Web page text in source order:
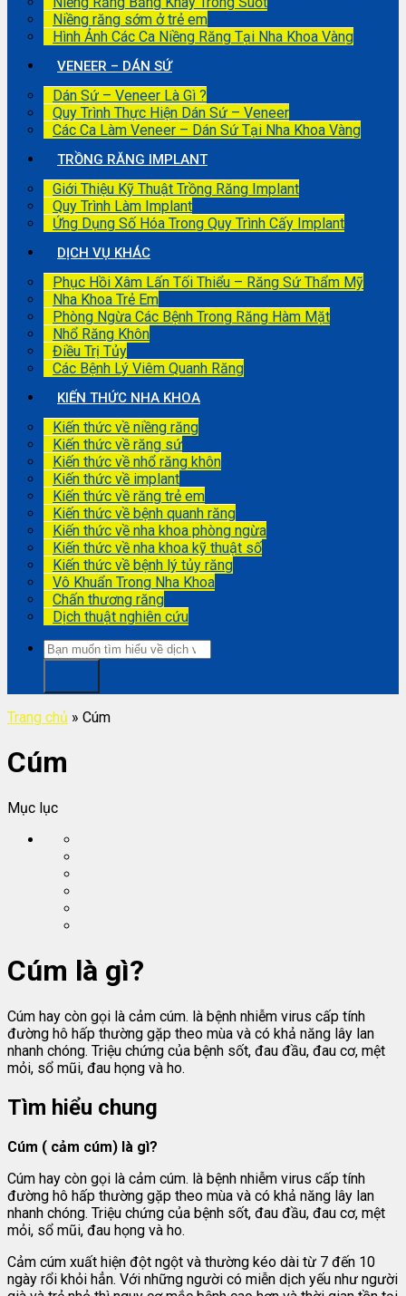
Niềng răng sớm ở trẻ em
Hình Ảnh Các Ca Niềng Răng Tại Nha Khoa Vàng
VENEER – DÁN SỨ
Dán Sứ – Veneer Là Gì ?
Quy Trình Thực Hiện Dán Sứ – Veneer
Các Ca Làm Veneer – Dán Sứ Tại Nha Khoa Vàng
TRỒNG RĂNG IMPLANT
Giới Thiệu Kỹ Thuật Trồng Răng Implant
Quy Trình Làm Implant
Ứng Dụng Số Hóa Trong Quy Trình Cấy Implant
DỊCH VỤ KHÁC
Phục Hồi Xâm Lấn Tối Thiểu – Răng Sứ Thẩm Mỹ
Nha Khoa Trẻ Em
Phòng Ngừa Các Bệnh Trong Răng Hàm Mặt
Nhổ Răng Khôn
Điều Trị Tủy
Các Bệnh Lý Viêm Quanh Răng
KIẾN THỨC NHA KHOA
Kiến thức về niềng răng
Kiến thức về răng sứ
Kiến thức về nhổ răng khôn
Kiến thức về implant
Kiến thức về răng trẻ em
Kiến thức về bệnh quanh răng
Kiến thức về nha khoa phòng ngừa
Kiến thức về nha khoa kỹ thuật số
Kiến thức về bệnh lý tủy răng
Vô Khuẩn Trong Nha Khoa
Chấn thương răng
Dịch thuật nghiên cứu
Trang chủ » Cúm
Cúm
Mục lục
Cúm là gì?
Cúm hay còn gọi là cảm cúm. là bệnh nhiễm virus cấp tính
đường hô hấp thường gặp theo mùa và có khả năng lây lan
nhanh chóng. Triệu chứng của bệnh sốt, đau đầu, đau cơ, mệt
mỏi, sổ mũi, đau họng và ho.
Tìm hiểu chung
Cúm ( cảm cúm) là gì?
Cúm hay còn gọi là cảm cúm. là bệnh nhiễm virus cấp tính
đường hô hấp thường gặp theo mùa và có khả năng lây lan
nhanh chóng. Triệu chứng của bệnh sốt, đau đầu, đau cơ, mệt
mỏi, sổ mũi, đau họng và ho.
Cảm cúm xuất hiện đột ngột và thường kéo dài từ 7 đến 10
ngày rổi khỏi hẳn. Với những người có miễn dịch yếu như người